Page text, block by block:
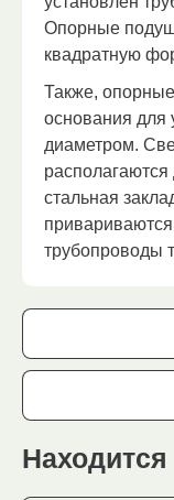
Опорные
квадратную
Также,
основания для
диаметром.
стальная
трубопроводы